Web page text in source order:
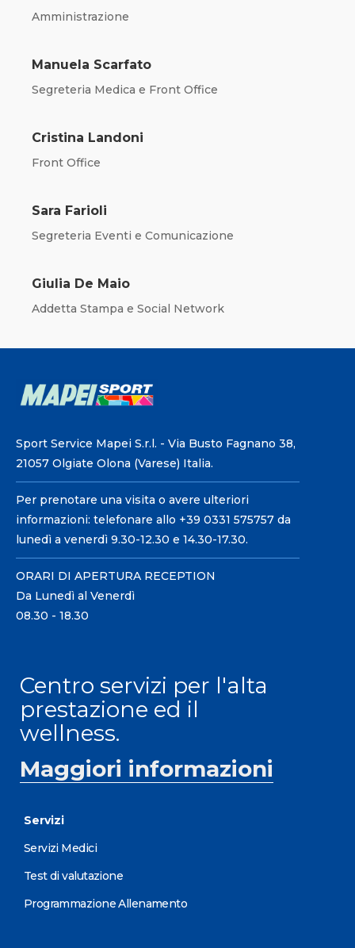
Amministrazione
Manuela Scarfato
Segreteria Medica e Front Office
Cristina Landoni
Front Office
Sara Farioli
Segreteria Eventi e Comunicazione
Giulia De Maio
Addetta Stampa e Social Network
Sport Service Mapei S.r.l. - Via Busto Fagnano 38,
21057 Olgiate Olona (Varese) Italia.
Per prenotare una visita o avere ulteriori
informazioni: telefonare allo +39 0331 575757 da
lunedì a venerdì 9.30-12.30 e 14.30-17.30.
ORARI DI APERTURA RECEPTION
Da Lunedì al Venerdì
08.30 - 18.30
Centro servizi per l'alta
prestazione ed il
wellness.
Maggiori informazioni
Servizi
Servizi Medici
Test di valutazione
Programmazione Allenamento